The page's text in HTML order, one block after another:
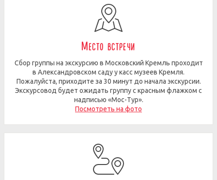
Место встречи
Сбор группы на экскурсию в Московский Кремль проходит
в Александровском саду у касс музеев Кремля.
Пожалуйста, приходите за 30 минут до начала экскурсии.
Экскурсовод будет ожидать группу с красным флажком с
надписью «Мос-Тур».
Посмотреть на фото